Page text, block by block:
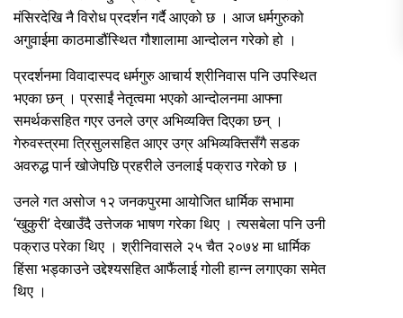
मंसिरदेखि नै विरोध प्रदर्शन गर्दै आएको छ । आज धर्मगुरुको
अगुवाईमा काठमाडौंस्थित गौशालामा आन्दोलन गरेको हो ।
प्रदर्शनमा विवादास्पद धर्मगुरु आचार्य श्रीनिवास पनि उपस्थित
भएका छन् । प्रसाईं नेतृत्वमा भएको आन्दोलनमा आफ्ना
समर्थकसहित गएर उनले उग्र अभिव्यक्ति दिएका छन् ।
गेरुवस्त्रमा त्रिसुलसहित आएर उग्र अभिव्यक्तिसँगै सडक
अवरुद्ध पार्न खोजेपछि प्रहरीले उनलाई पक्राउ गरेको छ ।
उनले गत असोज १२ जनकपुरमा आयोजित धार्मिक सभामा
‘खुकुरी’ देखाउँदै उत्तेजक भाषण गरेका थिए । त्यसबेला पनि उनी
पक्राउ परेका थिए । श्रीनिवासले २५ चैत २०७४ मा धार्मिक
हिंसा भड्काउने उद्देश्यसहित आफैंलाई गोली हान्न लगाएका समेत
थिए ।